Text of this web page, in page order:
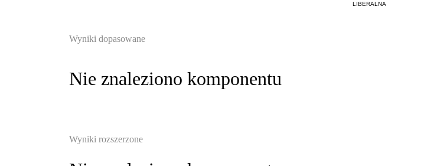
LIBERALNA
Wyniki dopasowane
Nie znaleziono komponentu
Wyniki rozszerzone